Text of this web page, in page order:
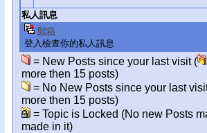
私人訊息
郵箱
登入檢查你的私人訊息
= New Posts since your last visit (
more then 15 posts)
= No New Posts since your last
more then 15 posts)
= Topic is Locked (No new Posts
made in it)